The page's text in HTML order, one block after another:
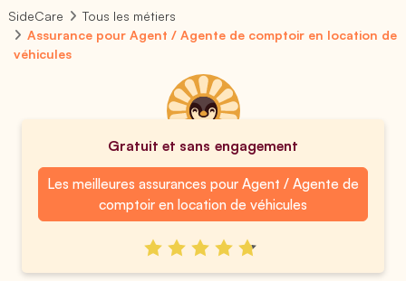
SideCare
Tous les métiers
Assurance pour Agent / Agente de comptoir en location de
véhicules
Gratuit et sans engagement
Les meilleures assurances pour Agent / Agente de
comptoir en location de véhicules